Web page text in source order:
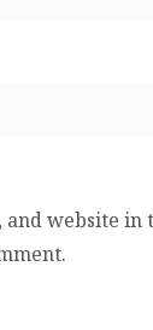
and website